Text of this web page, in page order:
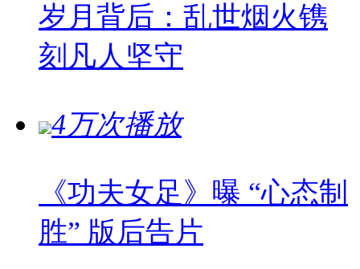
岁月背后：乱世烟火镌
刻凡人坚守
4万次播放
《功夫女足》曝 “心态制
胜” 版后告片